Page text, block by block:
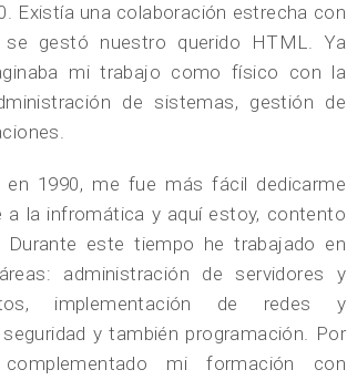
Existía una colaboración estrecha con
se gestó nuestro querido HTML. Ya
mi trabajo como físico con la
de sistemas, gestión de
en 1990, me fue más fácil dedicarme
a la infromática y aquí estoy, contento
Durante este tiempo he trabajado en
administración de servidores y
implementación de redes y
y también programación. Por
mi formación con